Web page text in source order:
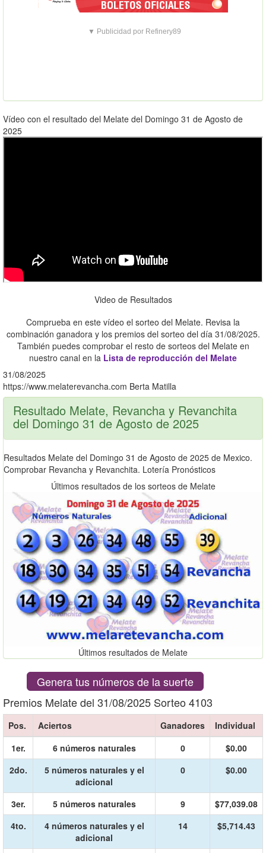
▼ Publicidad por Refinery89
Vídeo con el resultado del Melate del Domingo 31 de Agosto de
2025
Video de Resultados
Comprueba en este vídeo el sorteo del Melate. Revisa la
combinación ganadora y los premios del sorteo del día 31/08/2025.
También puedes comprobar el resto de sorteos del Melate en
nuestro canal en la Lista de reproducción del Melate
31/08/2025
https://www.melaterevancha.com Berta Matilla
Resultado Melate, Revancha y Revanchita
del Domingo 31 de Agosto de 2025
Resultados Melate del Domingo 31 de Agosto de 2025 de Mexico.
Comprobar Revancha y Revanchita. Lotería Pronósticos
Últimos resultados de los sorteos de Melate
Últimos resultados de Melate
Genera tus números de la suerte
Premios Melate del 31/08/2025 Sorteo 4103
Pos. Aciertos Ganadores
Individual
1er.
6 números naturales 0
$0.00
2do.
5 números naturales y el
adicional
0 $0.00
3er. 5 números naturales 9
$77,039.08
4to.
4 números naturales y el
adicional
14 $5,714.43